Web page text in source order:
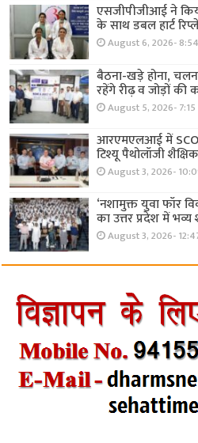
एसजीपीजीआई ने
के साथ डबल हार्ट
August 6, 2026-
बैठना-खड़े होना,
रहेंगे रीढ़ व जोड़ों
August 5, 2026- 7:15
आरएमएलआई में
टिश्यू पैथोलॉजी
August 3, 2026-
‘नशामुक्त युवा फॉर
का उत्तर प्रदेश में
August 3, 2026-